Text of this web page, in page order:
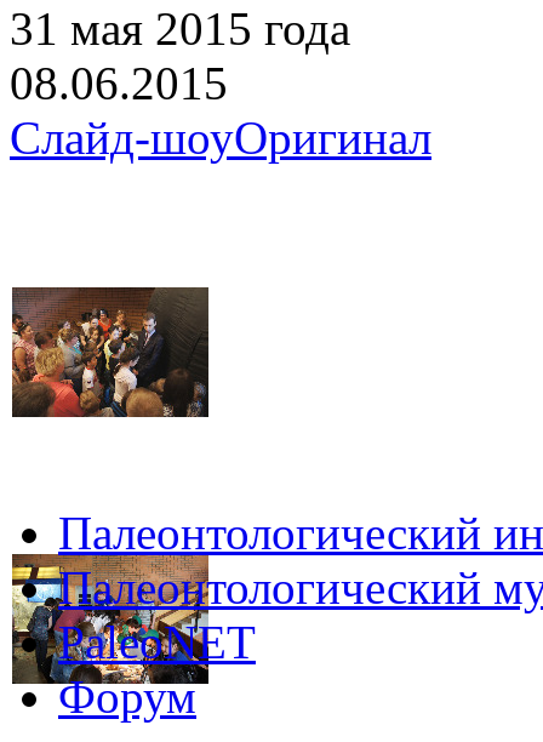
31 мая 2015 года
08.06.2015
Слайд-шоуОригинал
Палеонтологический
Палеонтологический
PaleoNET
Форум